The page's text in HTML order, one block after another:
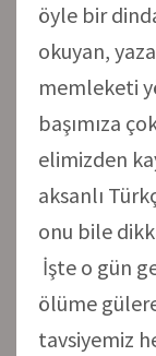
öyle bir
okuyan,
memleketi
başımıza
elimizden
aksanlı
onu bile
İşte o gün
ölüme
tavsiyemiz